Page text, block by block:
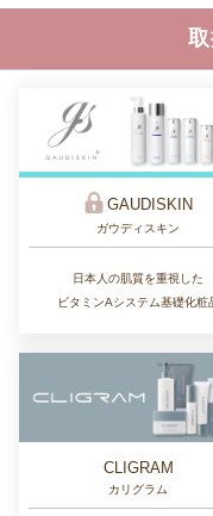
GAUDISKIN
ガウディスキン
日本人の肌質を重視した
ビタミンAシステム基礎化粧
CLIGRAM
カリグラム